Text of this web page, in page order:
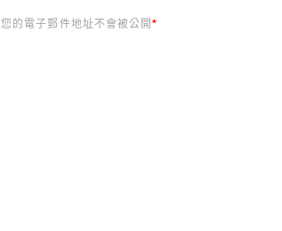
您的電子郵件地址不會被公開*